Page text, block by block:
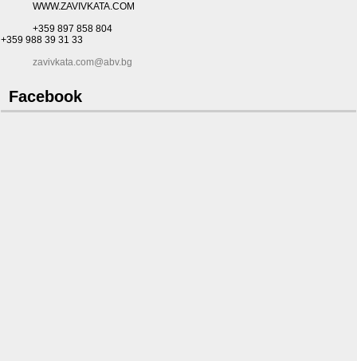
WWW.ZAVIVKATA.COM
+359 897 858 804
+359 988 39 31 33
zavivkata.com@abv.bg
Facebook